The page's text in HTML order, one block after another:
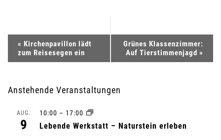
e
r
« Kirchenpavillon lädt
zum Reisesegen ein
Grünes Klassenzimmer:
Auf Tierstimmenjagd »
Anstehende Veranstaltungen
AUG.
9
10:00 – 17:00
Lebende Werkstatt – Naturstein erleben